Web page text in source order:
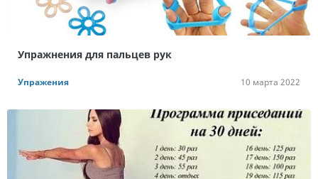
Упражнения для пальцев рук
Упражения 10 марта 2022